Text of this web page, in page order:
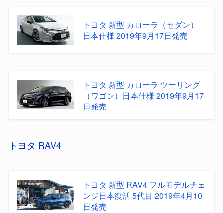
トヨタ 新型 カローラ（セダン）
日本仕様 2019年9月17日発売
トヨタ 新型 カローラ ツーリング
（ワゴン）日本仕様 2019年9月17
日発売
トヨタ RAV4
トヨタ 新型 RAV4 フルモデルチェ
ンジ日本復活 5代目 2019年4月10
日発売